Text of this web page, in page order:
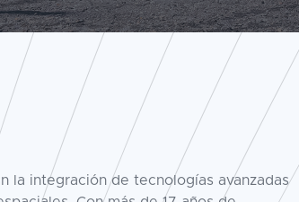
la integración de tecnologías avanzadas